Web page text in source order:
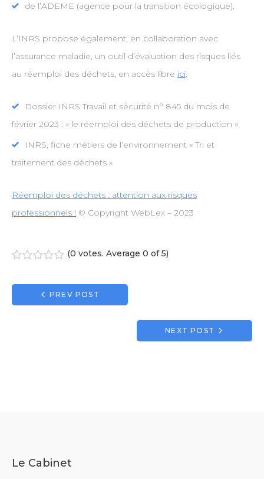
de l’ADEME (agence pour la transition écologique).
L’INRS propose également, en collaboration avec
l’assurance maladie, un outil d’évaluation des risques liés
au réemploi des déchets, en accès libre ici.
Dossier INRS Travail et sécurité n° 845 du mois de
février 2023 : « le réemploi des déchets de production »
INRS, fiche métiers de l’environnement « Tri et
traitement des déchets »
Réemploi des déchets : attention aux risques
professionnels !© Copyright WebLex – 2023
(0 votes. Average 0 of 5)
Navigation
de
PREV POST
NEXT POST
Le Cabinet